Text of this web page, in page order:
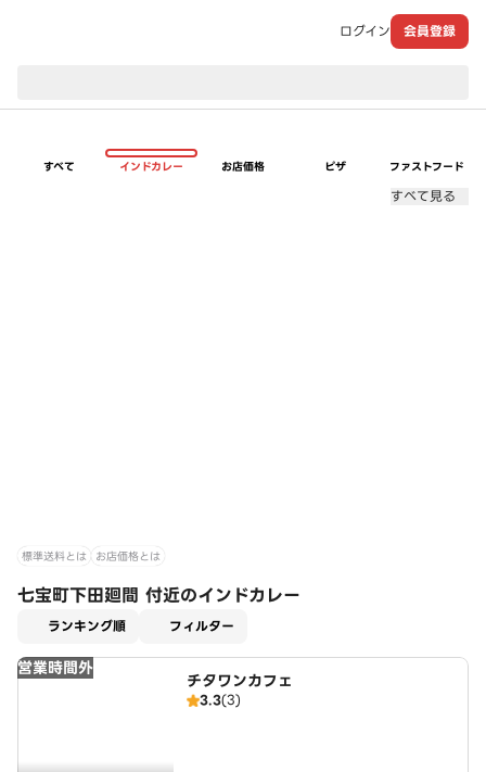
ログイン 会員登録
すべて インドカレー お店価格 ピザ ファストフード
すべて見る
標準送料とは お店価格とは
七宝町下田廻間 付近のインドカレー
ランキング順 フィルター
営業時間外
チタワンカフェ
3.3(3)